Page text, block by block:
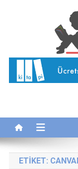
Okul
İnternetteki
ETIKET: